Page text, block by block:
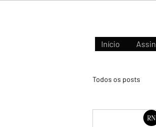
Início
Todos os posts
Negócios e